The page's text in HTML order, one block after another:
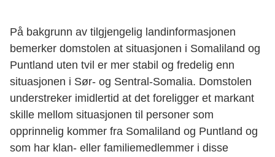
På bakgrunn av tilgjengelig landinformasjonen
bemerker domstolen at situasjonen i Somaliland og
Puntland uten tvil er mer stabil og fredelig enn
situasjonen i Sør- og Sentral-Somalia. Domstolen
understreker imidlertid at det foreligger et markant
skille mellom situasjonen til personer som
opprinnelig kommer fra Somaliland og Puntland og
som har klan- eller familiemedlemmer i disse